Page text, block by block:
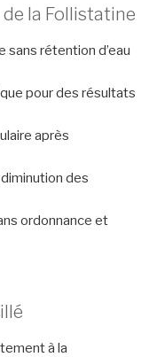
la Follistatine
sans rétention d’eau
pour des résultats
après
des
ordonnance et
à la